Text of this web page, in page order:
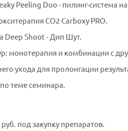
Peeling Duo - пилинг-система
CO2 Carboxy PRO.
Deep Shoot - Дип Шут.
монотерапия и комбинации с
ухода для пролонгации
теме семинара.
под закупку препаратов.